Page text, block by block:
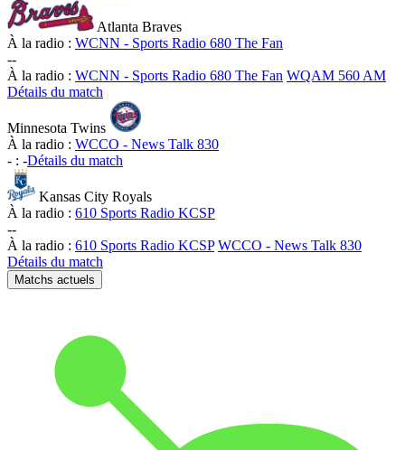
Atlanta Braves
À la radio : WCNN - Sports Radio 680 The Fan
--
À la radio : WCNN - Sports Radio 680 The Fan WQAM 560 AM
Détails du match
Minnesota Twins
À la radio : WCCO - News Talk 830
- : -Détails du match
Kansas City Royals
À la radio : 610 Sports Radio KCSP
--
À la radio : 610 Sports Radio KCSP WCCO - News Talk 830
Détails du match
Matchs actuels